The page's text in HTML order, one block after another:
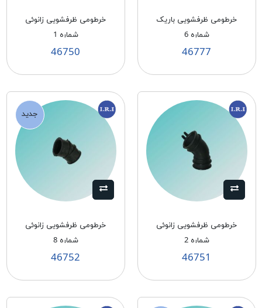
خرطومی ظرفشویی باریک
شماره 6
46777
خرطومی ظرفشویی زانوئی
شماره 1
46750
خرطومی ظرفشویی زانوئی
شماره 2
46751
جدید
خرطومی ظرفشویی زانوئی
شماره 8
46752